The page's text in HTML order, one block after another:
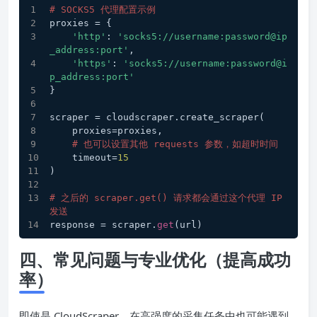
# SOCKS5 代理配置示例
proxies = {
'http' :
'socks5://username:password@ip
_address:port' ,
'https' :
'socks5://username:password@i
p_address:port'
}
scraper = cloudscraper.create_scraper(
    proxies=proxies,
# 也可以设置其他 requests 参数，如超时时间
    timeout=
15
)
# 之后的 scraper.get() 请求都会通过这个代理 IP
发送
response = scraper. get (url)
四、常见问题与专业优化（提高成功
率）